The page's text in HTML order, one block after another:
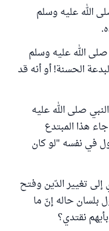
الله عليه وسلم
صلى الله عليه وسلم
الحسنة! أو أنه قد
صلى الله عليه
هذا المبتدع
في نفسه "لو كان
تغيير الدّين وفتح
بلسان حاله إنّ ما
نقتدي؟